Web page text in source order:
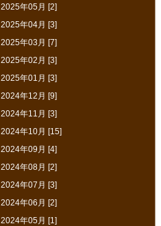
2025年05月 [2]
2025年04月 [3]
2025年03月 [7]
2025年02月 [3]
2025年01月 [3]
2024年12月 [9]
2024年11月 [3]
2024年10月 [15]
2024年09月 [4]
2024年08月 [2]
2024年07月 [3]
2024年06月 [2]
2024年05月 [1]